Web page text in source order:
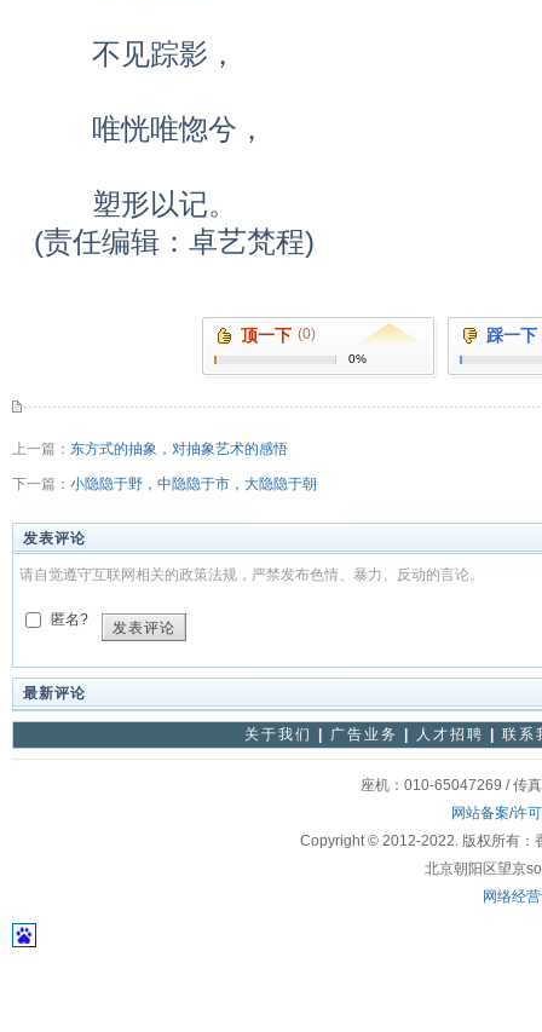
不见踪影，
唯恍唯惚兮，
塑形以记。
(责任编辑：卓艺梵程)
顶一下 (0)
0%
踩一下
上一篇： 东方式的抽象，对抽象艺术的感悟
下一篇： 小隐隐于野，中隐隐于市，大隐隐于朝
发表评论
请自觉遵守互联网相关的政策法规，严禁发布色情、暴力、反动的言论。
匿名?
发表评论
最新评论
关于我们 广告业务 人才招聘 联系
座机：010-65047269 / 传
网站备案/许
Copyright © 2012-2022. 版权所有：
北京朝阳区望京
网络经